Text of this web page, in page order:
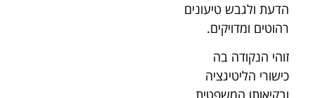
הדעת ולגבש טיעונים
רהוטים ומדויקים.
זוהי הנקודה בה
כישורי הליטיגציה